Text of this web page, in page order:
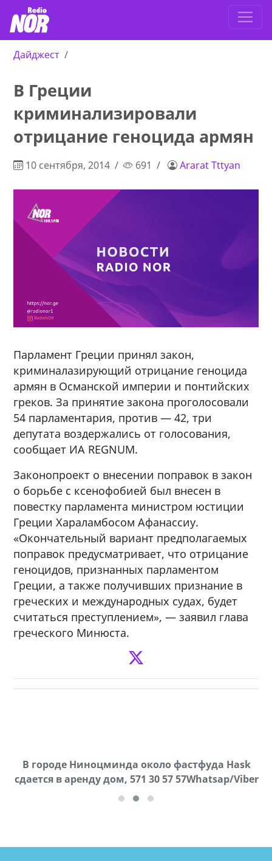
Дайджест
В Греции
криминализировали
отрицание геноцида армян
10 сентября, 2014 691 Ararat Tttyan
Парламент Греции принял закон,
криминалазирующий отрицание геноцида
армян в Османской империи и понтийских
греков. За принятие закона проголосовали
54 парламентария, против — 42, три
депутата воздержались от голосования,
сообщает ИА REGNUM.
Законопроект о внесении поправок в закон
о борьбе с ксенофобией был внесен в
повестку парламента министром юстиции
Греции Хараламбосом Афанассиу.
«Окончательный вариант предполагаемых
поправок предусматривает, что отрицание
геноцидов, признанных парламентом
Греции, а также получивших признание в
греческих и международных судах, будет
считаться преступлением», — заявил глава
греческого Минюста.
В городе Ниноцминда около фастфуда Hask
cдается в аренду дом, 571 30 57 57Whatsap/Viber
Продается машина марки Prado,571 30 57
57Whatsap/Viber